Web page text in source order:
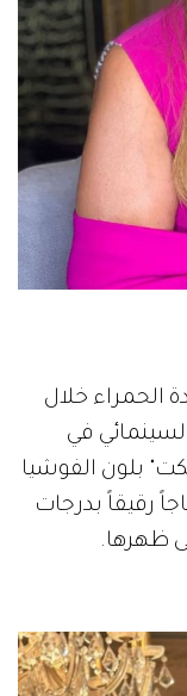
الحمراء خلال
في
"الكت" بلون الفوشيا
رقيقاً بدرجات
ظهرها.